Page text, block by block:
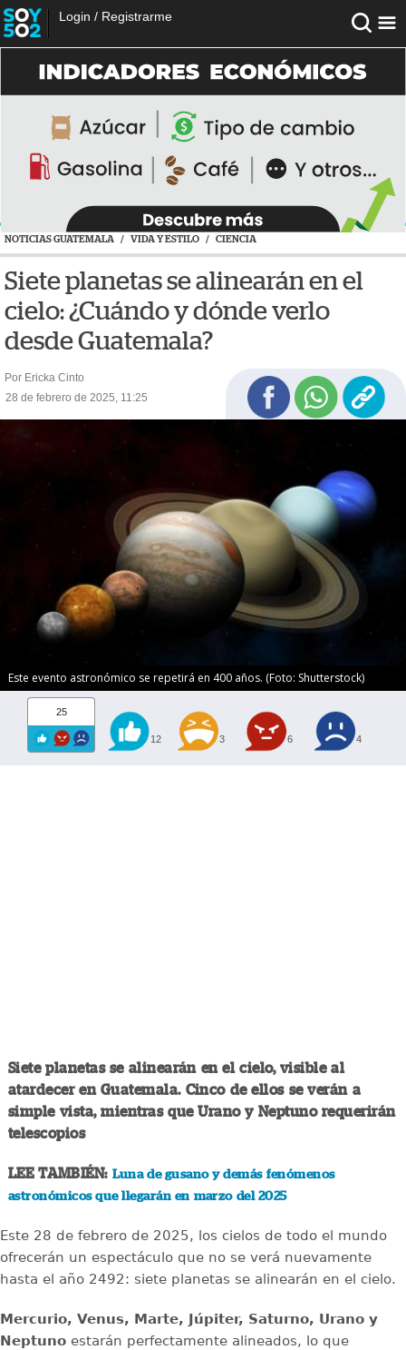
Login / Registrarme
NOTICIAS GUATEMALA / VIDA Y ESTILO / CIENCIA
Siete planetas se alinearán en el
cielo: ¿Cuándo y dónde verlo
desde Guatemala?
Por Ericka Cinto
28 de febrero de 2025, 11:25
Este evento astronómico se repetirá en 400 años. (Foto: Shutterstock)
25
12 3 6 4
Siete planetas se alinearán en el cielo, visible al
atardecer en Guatemala. Cinco de ellos se verán a
simple vista, mientras que Urano y Neptuno requerirán
telescopios
LEE TAMBIÉN: Luna de gusano y demás fenómenos
astronómicos que llegarán en marzo del 2025
Este 28 de febrero de 2025, los cielos de todo el mundo
ofrecerán un espectáculo que no se verá nuevamente
hasta el año 2492: siete planetas se alinearán en el cielo.
Mercurio, Venus, Marte, Júpiter, Saturno, Urano y
Neptuno estarán perfectamente alineados, lo que